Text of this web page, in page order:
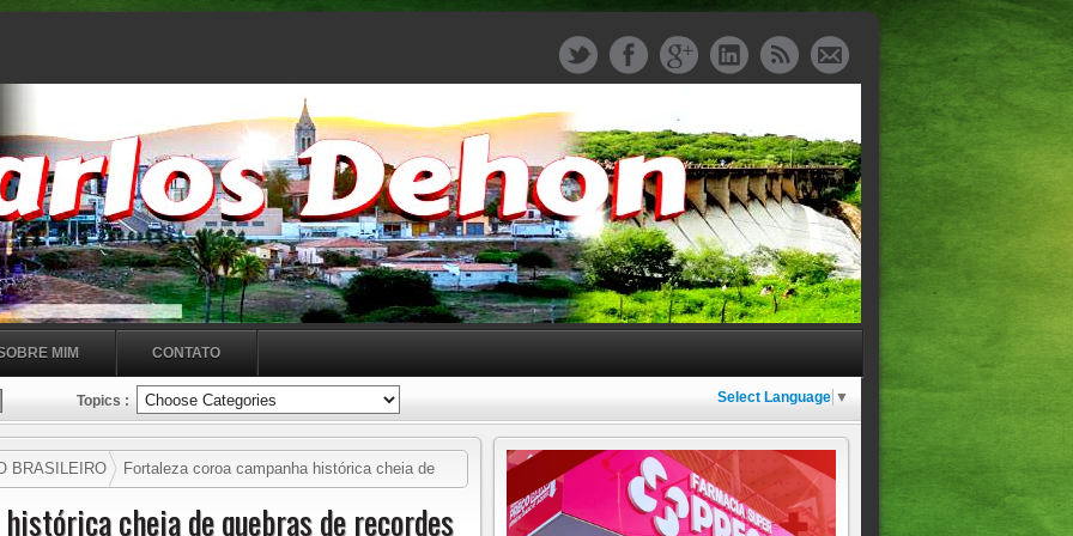
MIM CONTATO
Topics : Select Language ▼
BRASILEIRO
Fortaleza coroa campanha histórica cheia de
cheia de quebras de recordes